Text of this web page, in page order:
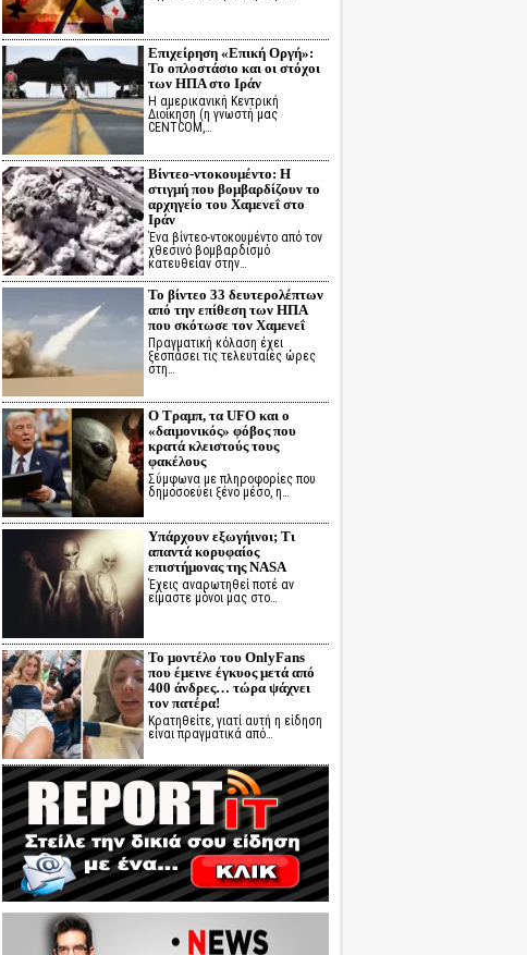
Επιχείρηση «Επική Οργή»:
Το οπλοστάσιο και οι στόχοι
των ΗΠΑ στο Ιράν
Η αμερικανική Κεντρική
Διοίκηση (η γνωστή μας
CENTCOM,…
Βίντεο-ντοκουμέντο: Η
στιγμή που βομβαρδίζουν το
αρχηγείο του Χαμενεΐ στο
Ιράν
Ένα βίντεο-ντοκουμέντο από τον
χθεσινό βομβαρδισμό
κατευθείαν στην…
Το βίντεο 33 δευτερολέπτων
από την επίθεση των ΗΠΑ
που σκότωσε τον Χαμενεΐ
Πραγματική κόλαση έχει
ξεσπάσει τις τελευταίες ώρες
στη…
Ο Τραμπ, τα UFO και ο
«δαιμονικός» φόβος που
κρατά κλειστούς τους
φακέλους
Σύμφωνα με πληροφορίες που
δημοσοεύει ξένο μέσο, η…
Υπάρχουν εξωγήινοι; Τι
απαντά κορυφαίος
επιστήμονας της NASA
Έχεις αναρωτηθεί ποτέ αν
είμαστε μόνοι μας στο…
Το μοντέλο του OnlyFans
που έμεινε έγκυος μετά από
400 άνδρες… τώρα ψάχνει
τον πατέρα!
Κρατηθείτε, γιατί αυτή η είδηση
είναι πραγματικά από…